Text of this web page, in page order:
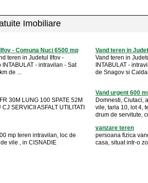
Imobiliare
- Comuna Nuci 6500 mp
teren in Judetul Ilfov -
- intravilan - Sat
de ...
Vand teren in
Vand teren in
INTABULAT -
de Snagov si
30M LUNG 100 SPATE 52M
SERVICII ASFALT UTILITATI
Vand urgent 600
Domnesti, Ciutaci,
vile, tarla 10, lot 4,
drum de servitute,
mp teren intravilan, loc de
vile , in CISNADIE
vanzare teren
persoana fizica
casa, situat intr-o